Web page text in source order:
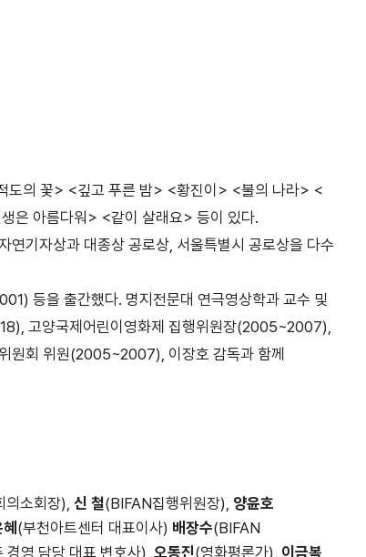
도의 꽃> <깊고 푸른 밤> <황진이> <불의 나라> <
은 아름다워> <같이 살래요> 등이 있다.
연기자상과 대종상 공로상, 서울특별시 공로상을 다수
등을 출간했다. 명지전문대 연극영상학과 교수 및
고양국제어린이영화제 집행위원장(2005~2007),
원회 위원(2005~2007), 이장호 감독과 함께
소회장), 신 철(BIFAN집행위원장), 양윤호
(부천아트센터 대표이사) 배장수(BIFAN
경영 담당 대표 변호사), 오동진(영화평론가), 이금복